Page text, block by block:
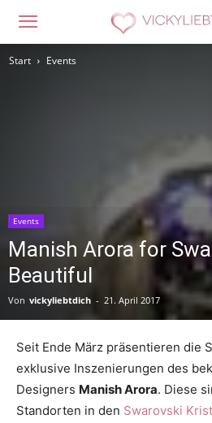
Start Events
Events
Manish Arora for
Beautiful
Von vickyliebtdich - 21. April 2017
Seit Ende März präsentieren die
exklusive Inszenierungen des
Designers Manish Arora. Diese
Standorten in den Swarovski